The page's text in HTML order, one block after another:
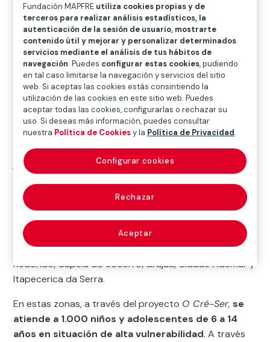
ofrece oportunidades a jóvenes y niños de São Paulo
 Proyecto vigente
En Brasil los jóvenes suponen un alto porcentaje de la
población (en 2014 el dato era del 26%). Pero, a pesar
de la evidente expansión de las políticas públicas de
educación, salud y asistencia social del país, los
jóvenes y los niños sufren graves problemas de acceso
a sus derechos y no encuentran oportunidades para
mejorar sus vidas.
Ação Comunitária do Brasil – São Paulo (Vocação)
trabaja para cambiar esta realidad en cinco regiones
de la parte sur de Sao Paulo: Campo Limpo, Capao
Redondo, Capela do Socorro/Grajaú, Cidade Ademar y
ltapecerica da Serra.
En estas zonas, a través del proyecto O Cré-Ser, se
atiende a 1.000 niños y adolescentes de 6 a 14
años en situación de alta vulnerabilidad. A través
Fundación MAPFRE utiliza cookies propias y de
terceros para realizar análisis estadísticos, la
autenticación de la sesión de usuario, mostrarte
contenido útil y mejorar y personalizar determinados
servicios mediante el análisis de tus hábitos de
navegación. Puedes configurar estas cookies, pudiendo
en tal caso limitarse la navegación y servicios del sitio
web. Si aceptas las cookies estás consintiendo la
utilización de las cookies en este sitio web. Puedes
aceptar todas las cookies, configurarlas o rechazar su
uso. Si deseas más información, puedes consultar
nuestra Política de Cookiesy la Política de Privacidad.
Rechazar
Aceptar
Configurar cookies